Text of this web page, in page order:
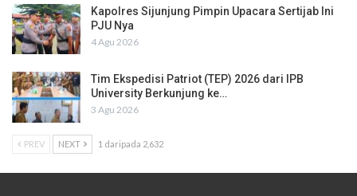
Kapolres Sijunjung Pimpin Upacara Sertijab Ini
PJU Nya
4 Agu 2026
Tim Ekspedisi Patriot (TEP) 2026 dari IPB
University Berkunjung ke…
3 Agu 2026
PREV NEXT 1 daripada 2,632